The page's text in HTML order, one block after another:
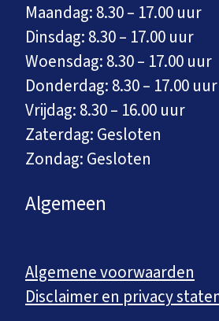
Maandag: 8.30 – 17.00 uur
Dinsdag: 8.30 – 17.00 uur
Woensdag: 8.30 – 17.00 uur
Donderdag: 8.30 – 17.00 uur
Vrijdag: 8.30 – 16.00 uur
Zaterdag: Gesloten
Zondag: Gesloten
Algemeen
Algemene voorwaarden
Disclaimer en privacy